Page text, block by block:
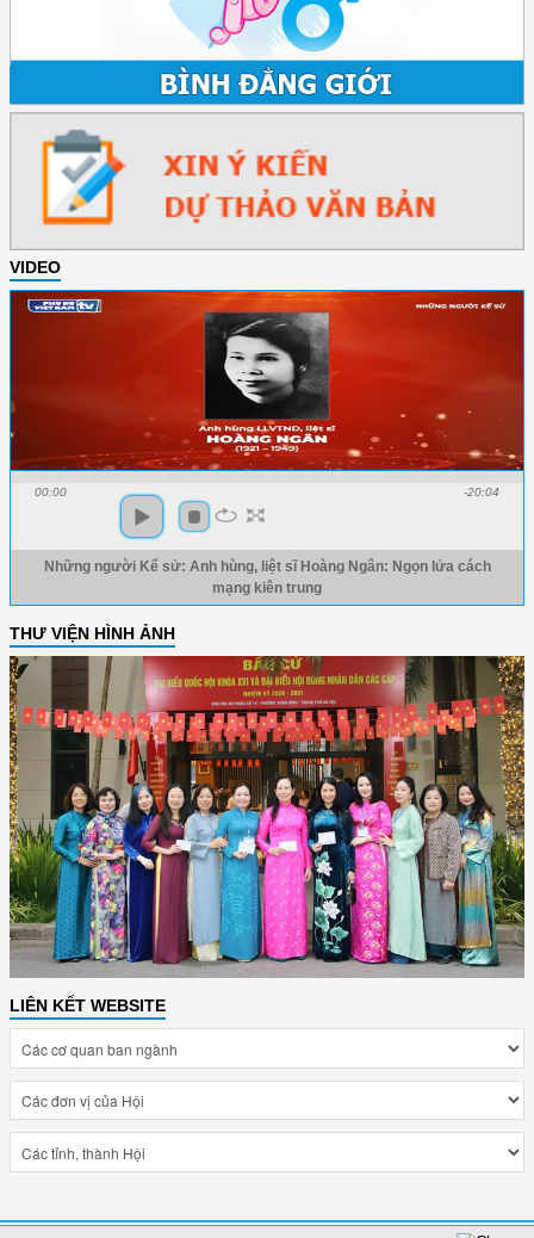
VIDEO
00:00 -20:04
Những người Kể sử: Anh hùng, liệt sĩ Hoàng Ngân: Ngọn lửa cách
mạng kiên trung
THƯ VIỆN HÌNH ẢNH
LIÊN KẾT WEBSITE